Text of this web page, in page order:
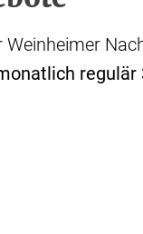
regulär